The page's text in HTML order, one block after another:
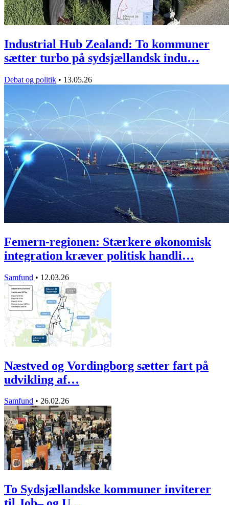
Industrial Hub Zealand: To kommuner
sætter turbo på sydsjællandsk indu…
Debat og politik • 13.05.26
Femern-regionen: Stærkere økonomisk
integration kræver politisk handli…
Samfund • 12.03.26
Næstved og Vordingborg sætter fart på
udvikling af…
Samfund • 26.02.26
To Sydsjællandske kommuner inviterer